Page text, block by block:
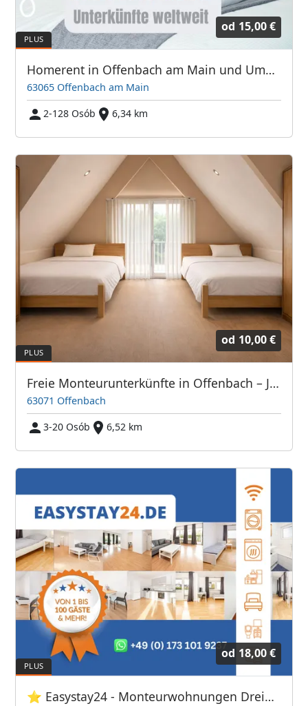
od 15,00 €
Homerent in Offenbach am Main und Umgebung
63065 Offenbach am Main
2-128 Osób
6,34 km
od 10,00 €
Freie Monteurunterkünfte in Offenbach – JETZT anrufen! Wir sprechen auch Polnisch
63071 Offenbach
3-20 Osób
6,52 km
od 18,00 €
⭐ Easystay24 - Monteurwohnungen Dreieich